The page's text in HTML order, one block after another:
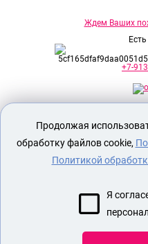
Ждем Ваших
+7-
Секс шоп
Евразийского
ОПЛАТА
СЕКС
Продолжая
обработку файлов cookie,
Политикой
Я